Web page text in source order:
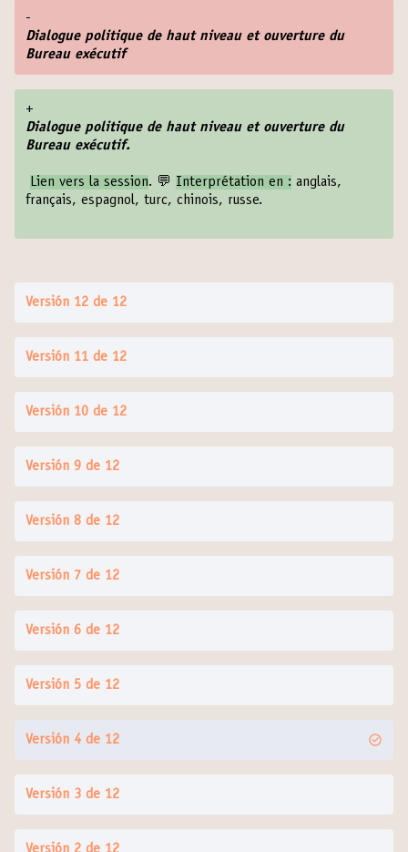
-
Dialogue politique de haut niveau et ouverture du
Bureau exécutif
+
Dialogue politique de haut niveau et ouverture du
Bureau exécutif.
Lien vers la session. 💬 Interprétation en : anglais,
français, espagnol, turc, chinois, russe.
Versión 12 de 12
Versión 11 de 12
Versión 10 de 12
Versión 9 de 12
Versión 8 de 12
Versión 7 de 12
Versión 6 de 12
Versión 5 de 12
Versión 4 de 12
Versión 3 de 12